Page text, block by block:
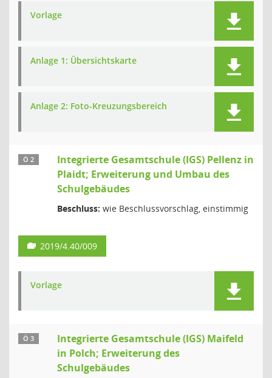
Vorlage
Anlage 1: Übersichtskarte
Anlage 2: Foto-Kreuzungsbereich
Ö 2
Integrierte Gesamtschule (IGS) Pellenz in
Plaidt; Erweiterung und Umbau des
Schulgebäudes
Beschluss: wie Beschlussvorschlag, einstimmig
2019/4.40/009
Vorlage
Ö 3
Integrierte Gesamtschule (IGS) Maifeld
in Polch; Erweiterung des
Schulgebäudes